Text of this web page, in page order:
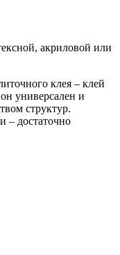
акриловой или
клея – клей
универсален и
структур.
– достаточно